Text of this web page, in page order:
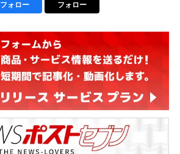
フォロー フォロー